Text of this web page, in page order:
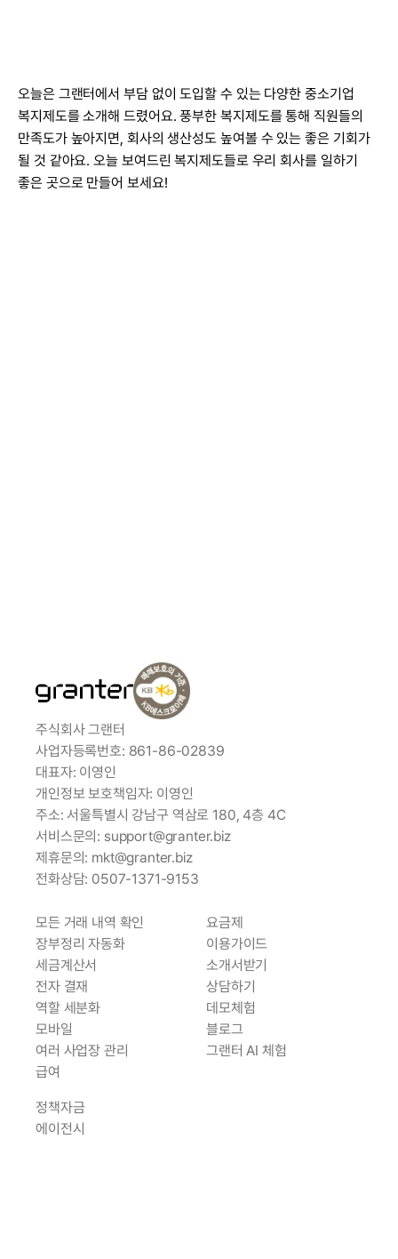
오늘은 그랜터에서 부담 없이 도입할 수 있는 다양한 중소기업
복지제도를 소개해 드렸어요. 풍부한 복지제도를 통해 직원들의
만족도가 높아지면, 회사의 생산성도 높여볼 수 있는 좋은 기회가
될 것 같아요. 오늘 보여드린 복지제도들로 우리 회사를 일하기
좋은 곳으로 만들어 보세요!
주식회사 그랜터
사업자등록번호: 861-86-02839
대표자: 이영인
개인정보 보호책임자: 이영인
주소: 서울특별시 강남구 역삼로 180, 4층 4C
서비스문의: support@granter.biz
제휴문의: mkt@granter.biz
전화상담: 0507-1371-9153
모든 거래 내역 확인
장부정리 자동화
세금계산서
전자 결재
역할 세분화
모바일
여러 사업장 관리
급여
요금제
이용가이드
소개서받기
상담하기
데모체험
블로그
그랜터 AI 체험
정책자금
에이전시